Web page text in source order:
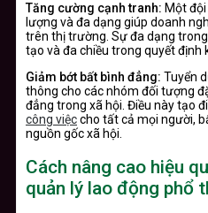
Tăng cường cạnh tranh: Một
lượng và đa dạng giúp doanh
trên thị trường. Sự đa dạng
tạo và đa chiều trong quyết định
Giảm bớt bất bình đẳng: Tuyển
thông cho các nhóm đối tượng
đẳng trong xã hội. Điều này tạo
công việccho tất cả mọi người,
nguồn gốc xã hội.
Cách nâng cao hiệu
quản lý lao động phổ